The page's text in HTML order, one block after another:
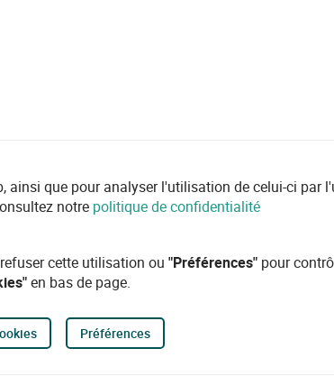
que pour analyser l'utilisation de celui-ci par
notre politique de confidentialité
cette utilisation ou "Préférences" pour
en bas de page.
Préférences